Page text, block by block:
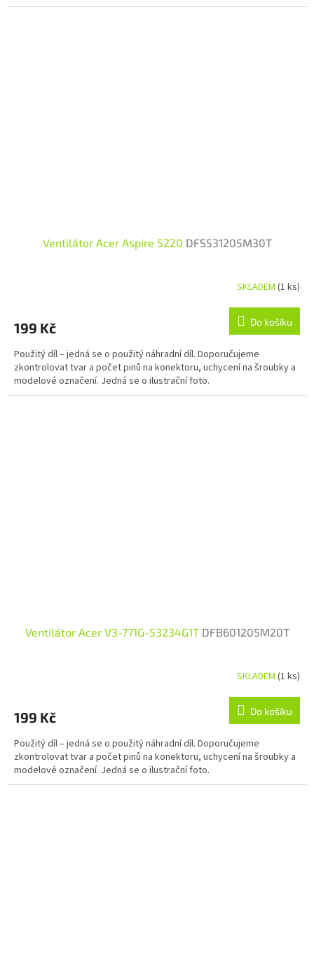
Ventilátor Acer Aspire 5220 DFS531205M30T
SKLADEM (1 ks)
199 Kč Do košíku
Použitý díl – jedná se o použitý náhradní díl. Doporučujeme
zkontrolovat tvar a počet pinů na konektoru, uchycení na šroubky a
modelové označení. Jedná se o ilustrační foto.
Ventilátor Acer V3-771G-53234G1T DFB601205M20T
SKLADEM (1 ks)
199 Kč Do košíku
Použitý díl – jedná se o použitý náhradní díl. Doporučujeme
zkontrolovat tvar a počet pinů na konektoru, uchycení na šroubky a
modelové označení. Jedná se o ilustrační foto.